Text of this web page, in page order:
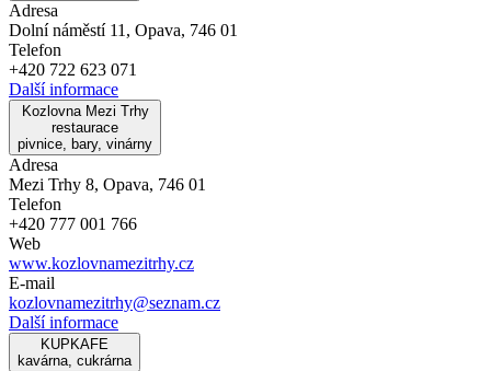
Adresa
Dolní náměstí 11, Opava, 746 01
Telefon
+420 722 623 071
Další informace
Kozlovna Mezi Trhy
restaurace
pivnice, bary, vinárny
Adresa
Mezi Trhy 8, Opava, 746 01
Telefon
+420 777 001 766
Web
www.kozlovnamezitrhy.cz
E-mail
kozlovnamezitrhy@seznam.cz
Další informace
KUPKAFE
kavárna, cukrárna